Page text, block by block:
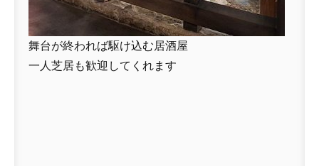
舞台が終われば駆け込む居酒屋
一人芝居も歓迎してくれます